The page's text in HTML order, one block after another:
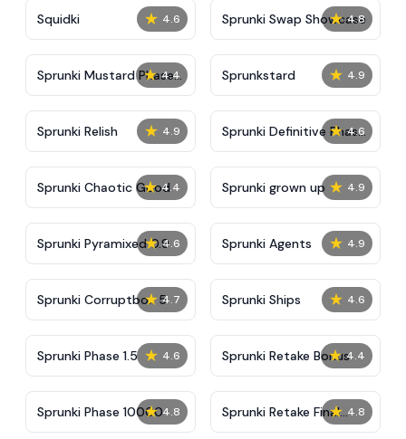
★ 4.6
Squidki ★ 4.8
Sprunki Swap Showcase
★ 4.4
Sprunki Mustard Phase
2
★ 4.9
Sprunkstard
★ 4.9
Sprunki Relish ★ 4.6
Sprunki Definitive Phase
7
★ 4.4
Sprunki Chaotic Good ★ 4.9
Sprunki grown up
★ 4.6
Sprunki Pyramixed 0.9 ★ 4.9
Sprunki Agents
★ 4.7
Sprunki Corruptbox 5 ★ 4.6
Sprunki Ships
★ 4.6
Sprunki Phase 1.5 ★ 4.4
Sprunki Retake Bonus
★ 4.8
Sprunki Phase 10000 ★ 4.8
Sprunki Retake Final
Update